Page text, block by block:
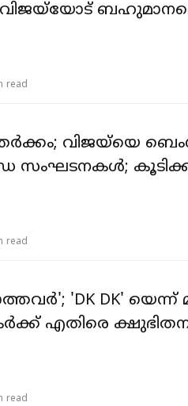
വിജയ്‌യോട്
read
തര്‍ക്കം; വിജയ്‌യെ
സംഘടനകൾ;
read
'DK DK' യെന്ന്
എതിരെ
read